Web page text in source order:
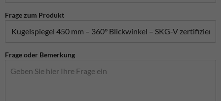
Frage zum Produkt
Frage oder Bemerkung